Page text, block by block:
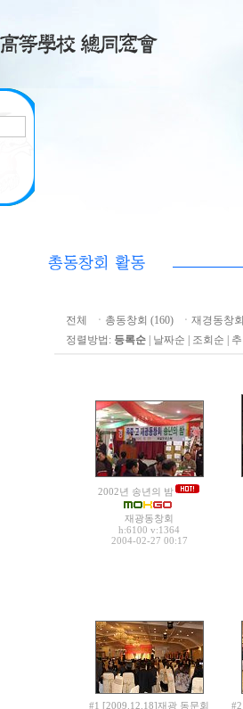
전체 ㆍ 총동창회 (160) ㆍ 재경동창
정렬방법: 등록순| 날짜순 조회순
2002년 송년의 밤
재광동창회
h:6100 v:1364
2004-02-27 00:17
#1 [2009.12.18]재광 동문회